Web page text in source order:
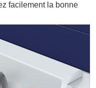
facilement la bonne